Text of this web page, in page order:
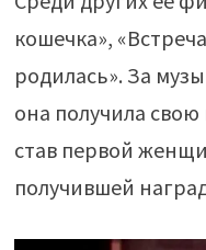
кошечка»,
родилась». За
она получила
став первой
получившей